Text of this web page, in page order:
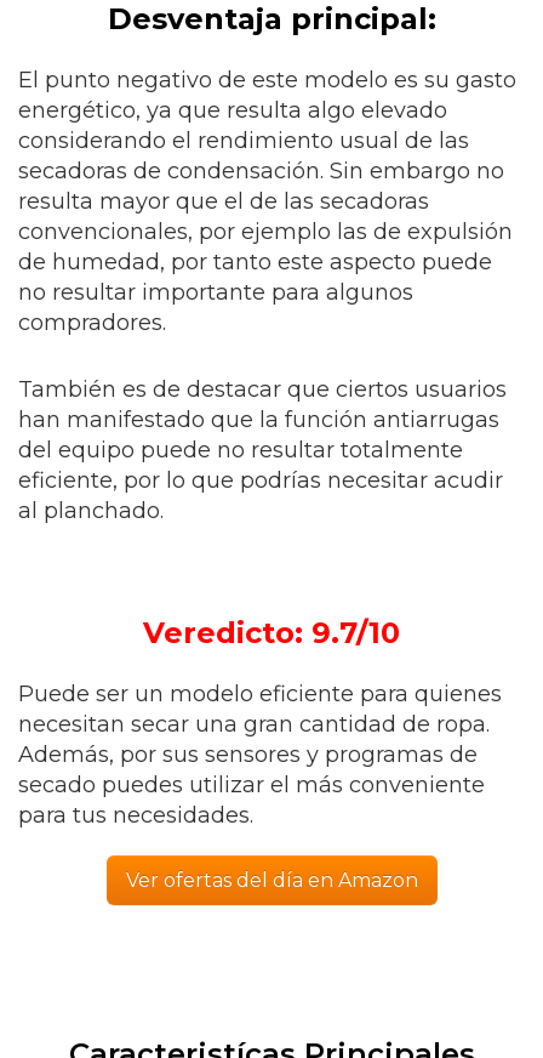
Desventaja principal:
El punto negativo de este modelo es su gasto
energético, ya que resulta algo elevado
considerando el rendimiento usual de las
secadoras de condensación. Sin embargo no
resulta mayor que el de las secadoras
convencionales, por ejemplo las de expulsión
de humedad, por tanto este aspecto puede
no resultar importante para algunos
compradores.
También es de destacar que ciertos usuarios
han manifestado que la función antiarrugas
del equipo puede no resultar totalmente
eficiente, por lo que podrías necesitar acudir
al planchado.
Veredicto: 9.7/10
Puede ser un modelo eficiente para quienes
necesitan secar una gran cantidad de ropa.
Además, por sus sensores y programas de
secado puedes utilizar el más conveniente
para tus necesidades.
Ver ofertas del día en Amazon